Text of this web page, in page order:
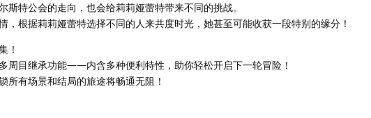
斯特公会的走向，也会给莉莉娅蕾特带来不同的挑战。
，根据莉莉娅蕾特选择不同的人来共度时光，她甚至可能收获一段特别的缘分！
！
周目继承功能——内含多种便利特性，助你轻松开启下一轮冒险！
所有场景和结局的旅途将畅通无阻！